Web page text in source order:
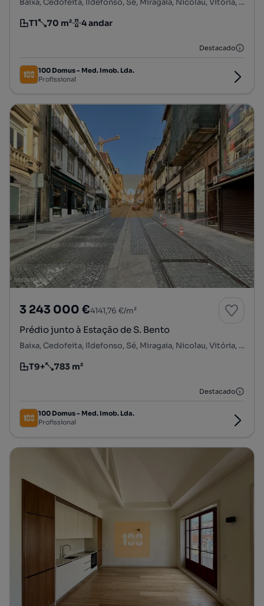
Baixa, Cedofeita, Ildefonso, Sé, Miragaia, Nicolau, Vitória, Porto, Porto
Tipologia
T1
Preço por metro quadrado
70 m²
Andar 4 andar
Destacado
100 Domus - Med. Imob. Lda.
Profissional
3 243 000 €4141,76 €/m²
Prédio junto à Estação de S. Bento
Baixa, Cedofeita, Ildefonso, Sé, Miragaia, Nicolau, Vitória, Porto, Porto
Tipologia
T9+
Preço por metro quadrado
783 m²
Destacado
100 Domus - Med. Imob. Lda.
Profissional